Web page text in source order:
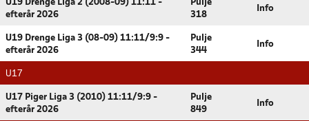
U19 Drenge Liga 2 (2008-09) 11:11 -
efterår 2026
Pulje
318
Info
U19 Drenge Liga 3 (08-09) 11:11/9:9 -
efterår 2026
Pulje
344
Info
U17
U17 Piger Liga 3 (2010) 11:11/9:9 -
efterår 2026
Pulje
849
Info